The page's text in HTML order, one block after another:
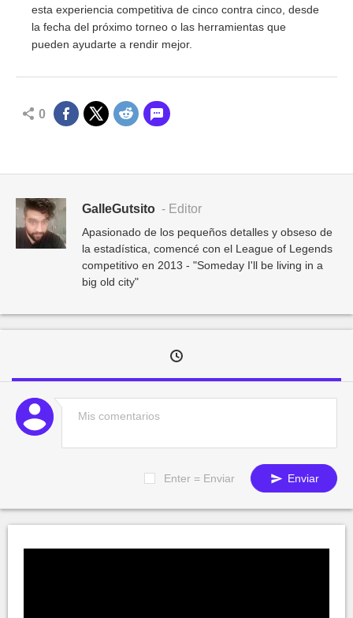
esta experiencia competitiva de cinco contra cinco, desde
la fecha del próximo torneo o las herramientas que
pueden ayudarte a rendir mejor.
0
GalleGutsito - Editor
Apasionado de los pequeños detalles y obseso de
la estadística, comencé con el League of Legends
competitivo en 2013 - "Someday I'll be living in a
big old city"
Enter = Enviar Enviar